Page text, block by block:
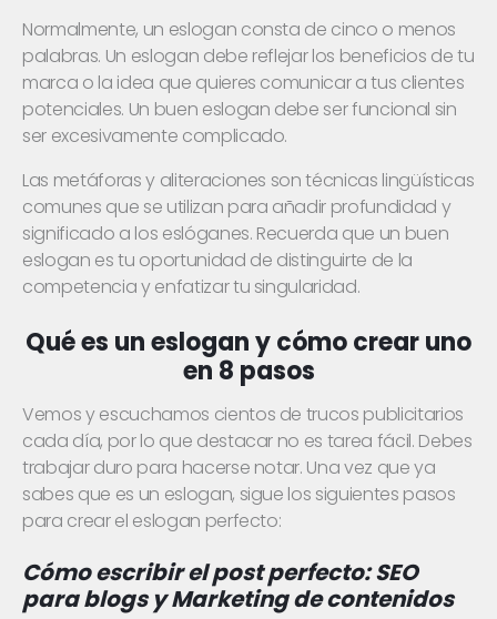
Normalmente, un eslogan consta de cinco o menos
palabras. Un eslogan debe reflejar los beneficios de tu
marca o la idea que quieres comunicar a tus clientes
potenciales. Un buen eslogan debe ser funcional sin
ser excesivamente complicado.
Las metáforas y aliteraciones son técnicas lingüísticas
comunes que se utilizan para añadir profundidad y
significado a los eslóganes. Recuerda que un buen
eslogan es tu oportunidad de distinguirte de la
competencia y enfatizar tu singularidad.
Qué es un eslogan y cómo crear uno
en 8 pasos
Vemos y escuchamos cientos de trucos publicitarios
cada día, por lo que destacar no es tarea fácil. Debes
trabajar duro para hacerse notar. Una vez que ya
sabes que es un eslogan, sigue los siguientes pasos
para crear el eslogan perfecto:
Cómo escribir el post perfecto:SEO
para blogs y Marketing de contenidos